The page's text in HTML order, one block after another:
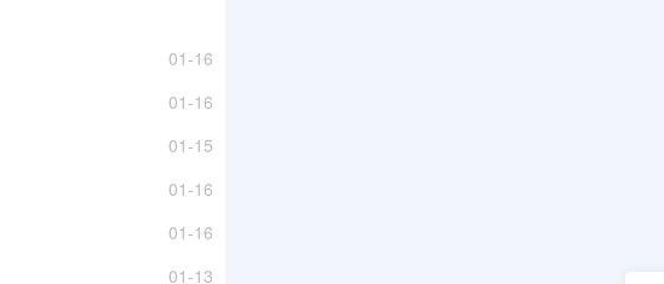
01-16
01-16
01-15
01-16
01-16
01-13